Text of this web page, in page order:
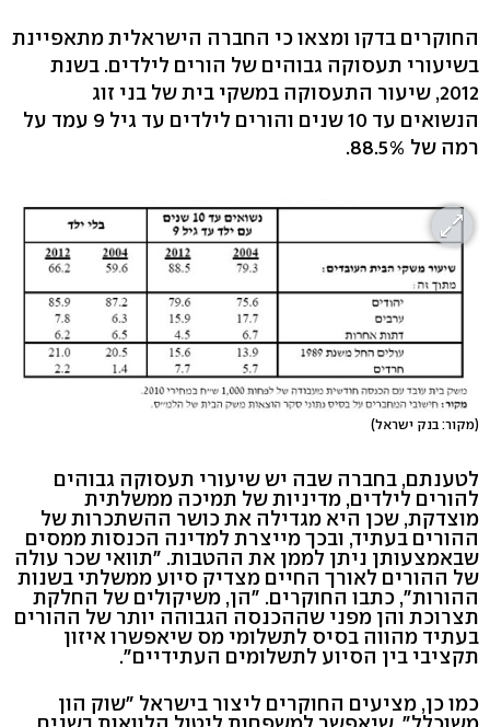
החוקרים בדקו ומצאו כי החברה הישראלית מתאפיינת
בשיעורי תעסוקה גבוהים של הורים לילדים. בשנת
2012, שיעור התעסוקה במשקי בית של בני זוג
הנשואים עד 10 שנים והורים לילדים עד גיל 9 עמד על
רמה של 88.5%.
(מקור: בנק ישראל)
לטענתם, בחברה שבה יש שיעורי תעסוקה גבוהים
להורים לילדים, מדיניות של תמיכה ממשלתית
מוצדקת, שכן היא מגדילה את כושר ההשתכרות של
ההורים בעתיד, ובכך מייצרת למדינה הכנסות ממסים
שבאמצעותן ניתן לממן את ההטבות. "תוואי שכר עולה
של ההורים לאורך החיים מצדיק סיוע ממשלתי בשנות
ההורות", כתבו החוקרים. "הן, משיקולים של החלקת
תצרוכת והן מפני שההכנסה הגבוהה יותר של ההורים
בעתיד מהווה בסיס לתשלומי מס שיאפשרו איזון
תקציבי בין הסיוע לתשלומים העתידיים".
כמו כן, מציעים החוקרים ליצור בישראל "שוק הון